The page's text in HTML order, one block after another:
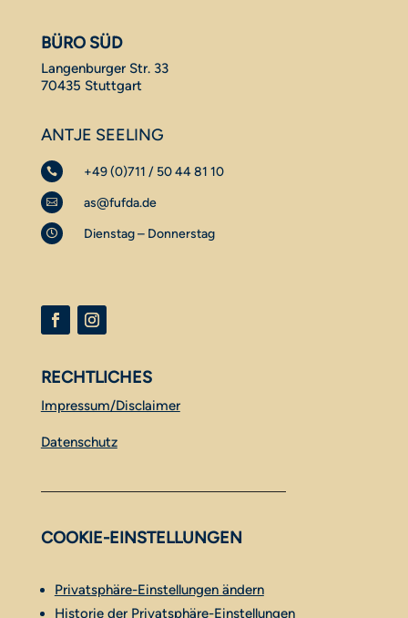
BÜRO SÜD
Langenburger Str. 33
70435 Stuttgart
ANTJE SEELING
 +49 (0)711 / 50 44 81 10
 as@fufda.de
 Dienstag – Donnerstag
RECHTLICHES
Impressum/Disclaimer
Datenschutz
COOKIE-EINSTELLUNGEN
Privatsphäre-Einstellungen ändern
Historie der Privatsphäre-Einstellungen